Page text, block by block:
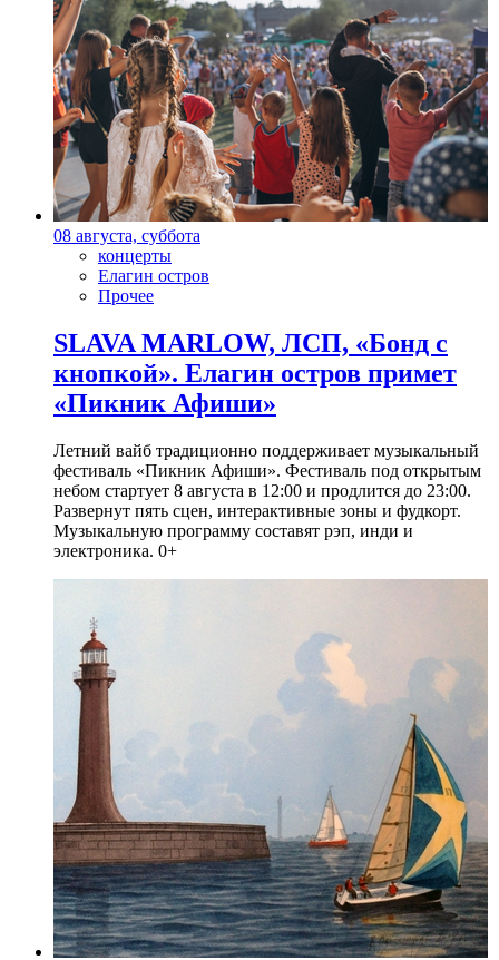
08 августа, суббота
концерты
Елагин остров
Прочее
SLAVA MARLOW, ЛСП, «Бонд с
кнопкой». Елагин остров примет
«Пикник Афиши»
Летний вайб традиционно поддерживает музыкальный
фестиваль «Пикник Афиши». Фестиваль под открытым
небом стартует 8 августа в 12:00 и продлится до 23:00.
Развернут пять сцен, интерактивные зоны и фудкорт.
Музыкальную программу составят рэп, инди и
электроника. 0+